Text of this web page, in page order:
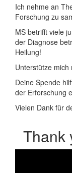
Ich nehme an
Forschung zu
MS betrifft viele
der Diagnose
Heilung!
Unterstütze
Deine Spende
der Erforschung
Vielen Dank für
Thank